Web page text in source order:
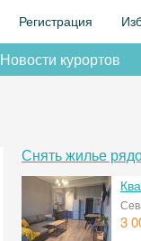
Регистрация
Новости курортов
Снять жилье
3